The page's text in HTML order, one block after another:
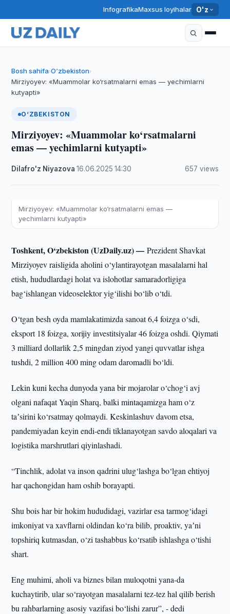
InfografikaMaxsus loyihalar O'z
Bosh sahifa›O‘zbekiston›
Mirziyoyev: «Muammolar ko‘rsatmalarni emas — yechimlarni
kutyapti»
O‘ZBEKISTON
Mirziyoyev: «Muammolar ko‘rsatmalarni
emas — yechimlarni kutyapti»
Dilafro'z Niyazova ·16.06.2025 ·14:30 657 views
Mirziyoyev: «Muammolar ko‘rsatmalarni emas —
yechimlarni kutyapti»
Toshkent, O‘zbekiston (UzDaily.uz) —Prezident Shavkat
Mirziyoyev raisligida aholini o‘ylantirayotgan masalalarni hal
etish, hududlardagi holat va islohotlar samaradorligiga
bag‘ishlangan videoselektor yig‘ilishi bo‘lib o‘tdi.
O‘tgan besh oyda mamlakatimizda sanoat 6,4 foizga o‘sdi,
eksport 18 foizga, xorijiy investitsiyalar 46 foizga oshdi. Qiymati
3 milliard dollarlik 2,5 mingdan ziyod yangi quvvatlar ishga
tushdi, 2 million 400 ming odam daromadli bo‘ldi.
Lekin kuni kecha dunyoda yana bir mojarolar o‘chog‘i avj
olgani nafaqat Yaqin Sharq, balki mintaqamizga ham o‘z
taʼsirini ko‘rsatmay qolmaydi. Keskinlashuv davom etsa,
pandemiyadan keyin endi-endi tiklanayotgan savdo aloqalari va
logistika marshrutlari qiyinlashadi.
“Tinchlik, adolat va inson qadrini ulug‘lashga bo‘lgan ehtiyoj
har qachongidan ham oshib borayapti.
Shu bois har bir hokim hududidagi, vazirlar esa tarmog‘idagi
imkoniyat va xavflarni oldindan ko‘ra bilib, proaktiv, yaʼni
topshiriq kutmasdan, o‘zi tashabbus ko‘rsatib ishlashga o‘tishi
shart.
Eng muhimi, aholi va biznes bilan muloqotni yana-da
kuchaytirib, ular so‘rayotgan masalalarni tez-tez hal qilib berish
bu rahbarlarning asosiy vazifasi bo‘lishi zarur”, - dedi